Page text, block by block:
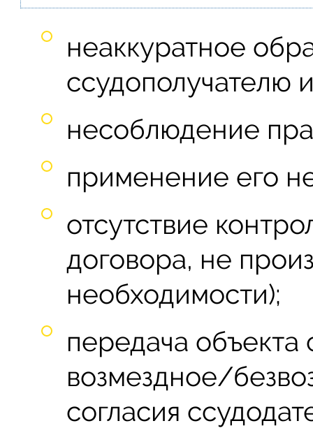
неаккуратное
ссудополучателю
несоблюдение
применение его
отсутствие
договора, не
необходимости);
передача объекта
возмездное/
согласия